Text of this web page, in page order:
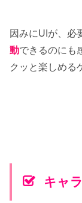
因みにUIが、必
動できるのにも
クッと楽しめる
キャ